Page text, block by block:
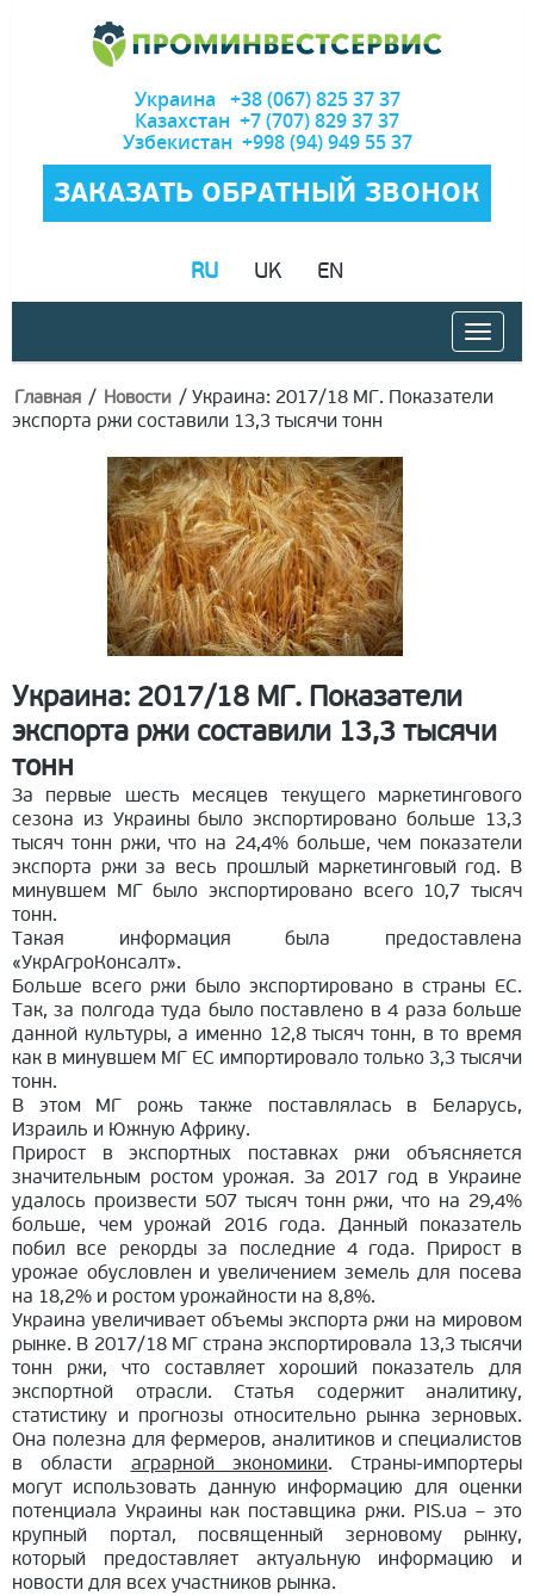
Украина +38 (067) 825 37 37
Казахстан +7 (707) 829 37 37
Узбекистан +998 (94) 949 55 37
ЗАКАЗАТЬ ОБРАТНЫЙ ЗВОНОК
RU UK EN
Главная / Новости / Украина: 2017/18 МГ. Показатели
экспорта ржи составили 13,3 тысячи тонн
Украина: 2017/18 МГ. Показатели
экспорта ржи составили 13,3 тысячи
тонн
За первые шесть месяцев текущего маркетингового
сезона из Украины было экспортировано больше 13,3
тысяч тонн ржи, что на 24,4% больше, чем показатели
экспорта ржи за весь прошлый маркетинговый год. В
минувшем МГ было экспортировано всего 10,7 тысяч
тонн.
Такая информация была предоставлена
«УкрАгроКонсалт».
Больше всего ржи было экспортировано в страны ЕС.
Так, за полгода туда было поставлено в 4 раза больше
данной культуры, а именно 12,8 тысяч тонн, в то время
как в минувшем МГ ЕС импортировало только 3,3 тысячи
тонн.
В этом МГ рожь также поставлялась в Беларусь,
Израиль и Южную Африку.
Прирост в экспортных поставках ржи объясняется
значительным ростом урожая. За 2017 год в Украине
удалось произвести 507 тысяч тонн ржи, что на 29,4%
больше, чем урожай 2016 года. Данный показатель
побил все рекорды за последние 4 года. Прирост в
урожае обусловлен и увеличением земель для посева
на 18,2% и ростом урожайности на 8,8%.
Украина увеличивает объемы экспорта ржи на мировом
рынке. В 2017/18 МГ страна экспортировала 13,3 тысячи
тонн ржи, что составляет хороший показатель для
экспортной отрасли. Статья содержит аналитику,
статистику и прогнозы относительно рынка зерновых.
Она полезна для фермеров, аналитиков и специалистов
в области аграрной экономики. Страны-импортеры
могут использовать данную информацию для оценки
потенциала Украины как поставщика ржи. PIS.ua – это
крупный портал, посвященный зерновому рынку,
который предоставляет актуальную информацию и
новости для всех участников рынка.